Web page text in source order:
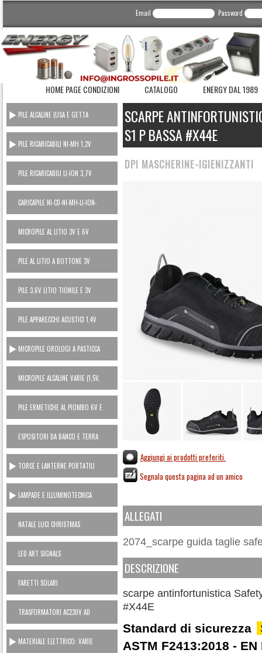
Email Password
HOME PAGE CONDIZIONI CATALOGO ENERGY DAL 1989
PILE ALCALINE (USA E GETTA
CONSUMER)
PILE RICARICABILI NI-MH 1,2V
PILE RICARICABILI LI-ION 3,7V
CARICAPILE NI-CD-NI-MH-LI-ION-
POWER BANK
MICROPILE AL LITIO 3V E 6V
PILE AL LITIO A BOTTONE 3V
PILE 3,6V LITIO TIONILE E 3V
LITIO MANGANESE (USA E GETTA)
PILE APPARECCHI ACUSTICI 1,4V
ZINCO ARIA
MICROPILE OROLOGI A PASTICCA
OSSIDO ARGENTO 1,5V
MICROPILE ALCALINE VARIE (1,5V,
6V, 12V)
PILE ERMETICHE AL PIOMBO 6V E
12V
ESPOSITORI DA BANCO E TERRA
TORCE E LANTERNE PORTATILI
LAMPADE E ILLUMINOTECNICA
NATALE LUCI CHRISTMAS
LED ART SIGNALS
FARETTI SOLARI
TRASFORMATORI AC230V AD
ALIMENTATORI 12V
MATERIALE ELETTRICO: VARIE
SCARPE
S1 P BASSA #X44E
DPI MASCHERINE-IGIENIZZANTI
Aggiungi ai prodotti preferiti.
Segnala questa pagina ad un amico
ALLEGATI
2074_scarpe guida taglie
DESCRIZIONE
scarpe antinfortunistica
#X44E
Standard di sicurezza
ASTM F2413:2018 - EN